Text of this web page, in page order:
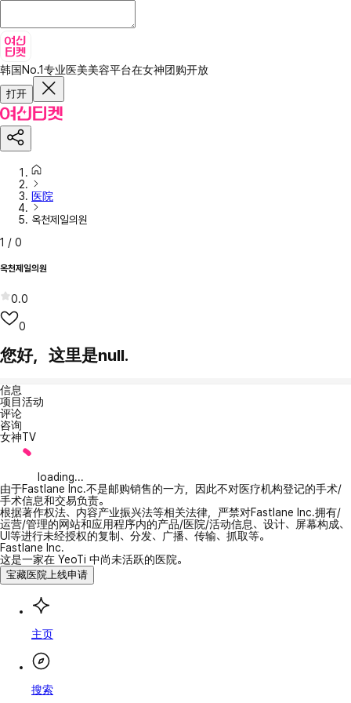
韩国No.1专业医美美容平台在女神团购开放
打开
医院
옥천제일의원
1 / 0
옥천제일의원
0.0
0
您好，这里是null.
信息
项目活动
评论
咨询
女神TV
loading...
由于Fastlane Inc.不是邮购销售的一方，因此不对医疗机构登记的手术/
手术信息和交易负责。
根据著作权法、内容产业振兴法等相关法律，严禁对Fastlane Inc.拥有/
运营/管理的网站和应用程序内的产品/医院/活动信息、设计、屏幕构成、
UI等进行未经授权的复制、分发、广播、传输、抓取等。
Fastlane Inc.
这是一家在 YeoTi 中尚未活跃的医院。
宝藏医院上线申请
主页
搜索